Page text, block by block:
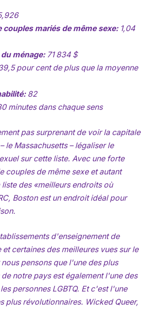
couples mariés de même sexe:1,04
ménage:71 834 $
pour cent de plus que la moyenne
82
minutes dans chaque sens
pas surprenant de voir la capitale
le Massachusetts – légaliser le
sur cette liste. Avec une forte
couples de même sexe et autant
liste des «meilleurs endroits où
Boston est un endroit idéal pour
d'enseignement de
certaines des meilleures vues sur le
pensons que l'une des plus
notre pays est également l'une des
personnes LGBTQ. Et c'est l'une
plus révolutionnaires. Wicked Queer,